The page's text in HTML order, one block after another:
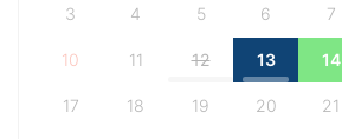
3 4 5 6 7
10 11 12 13 14
17 18 19 20 21